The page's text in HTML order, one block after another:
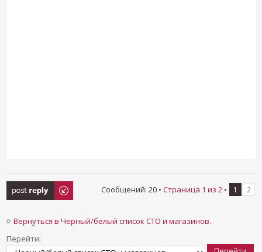
Ответить Сообщений: 20 • Страница 1 из 2• 1 2
Вернуться в Черный/белый список СТО и магазинов.
Перейти: